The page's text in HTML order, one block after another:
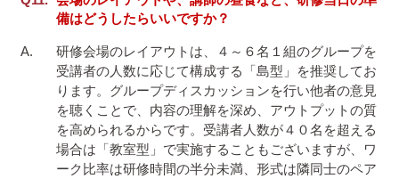
備はどうしたらいいですか？
研修会場のレイアウトは、４～６名１組のグループを
受講者の人数に応じて構成する「島型」を推奨してお
ります。グループディスカッションを行い他者の意見
を聴くことで、内容の理解を深め、アウトプットの質
を高められるからです。受講者人数が４０名を超える
場合は「教室型」で実施することもございますが、ワ
ーク比率は研修時間の半分未満、形式は隣同士のペア